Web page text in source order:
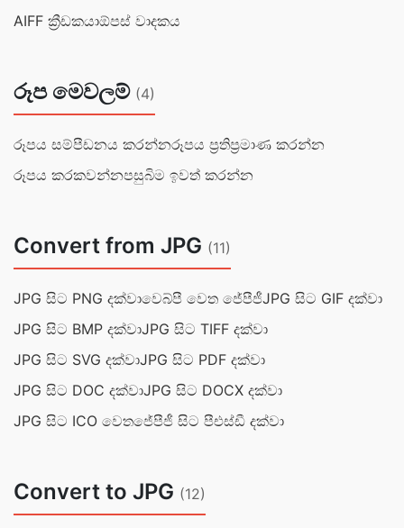
AIFF ක්‍රීඩකයාඕපස් වාදකය
රූප මෙවලම් (4)
රූපය සම්පීඩනය කරන්නරූපය ප්‍රතිප්‍රමාණ කරන්න
රූපය කරකවන්නපසුබිම ඉවත් කරන්න
Convert from JPG (11)
JPG සිට PNG දක්වාවෙබ්පී වෙත ජේපීජීJPG සිට GIF දක්වා
JPG සිට BMP දක්වාJPG සිට TIFF දක්වා
JPG සිට SVG දක්වාJPG සිට PDF දක්වා
JPG සිට DOC දක්වාJPG සිට DOCX දක්වා
JPG සිට ICO වෙතජේපීජී සිට පීඑස්ඩී දක්වා
Convert to JPG (12)